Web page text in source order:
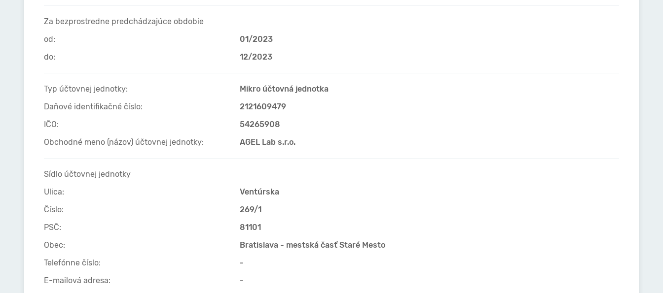
Za bezprostredne predchádzajúce obdobie
od:
01/2023
do:
12/2023
Typ účtovnej jednotky:
Mikro účtovná jednotka
Daňové identifikačné číslo:
2121609479
IČO:
54265908
Obchodné meno (názov) účtovnej jednotky:
AGEL Lab s.r.o.
Sídlo účtovnej jednotky
Ulica:
Ventúrska
Číslo:
269/1
PSČ:
81101
Obec:
Bratislava - mestská časť Staré Mesto
Telefónne číslo:
-
E-mailová adresa:
-